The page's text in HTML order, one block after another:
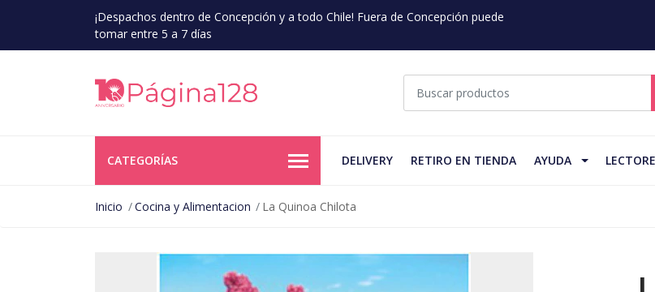
¡Despachos dentro de Concepción y a todo Chile! Fuera de Concepción puede
tomar entre 5 a 7 días
CATEGORÍAS DELIVERY RETIRO EN TIENDA AYUDA
Inicio Cocina y Alimentacion La Quinoa Chilota